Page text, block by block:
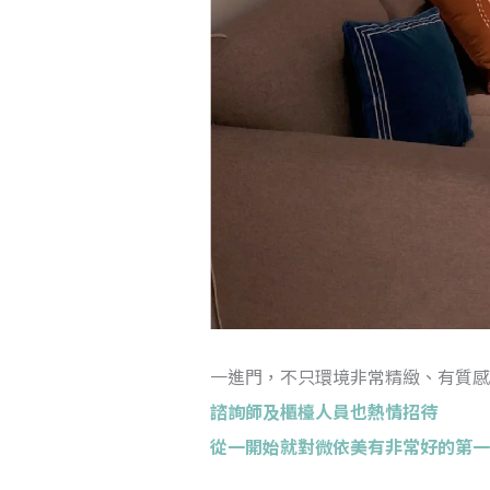
一進門，不只環境非常精緻、有質感
諮詢師及櫃檯人員也熱情招待
從一開始就對微依美有非常好的第